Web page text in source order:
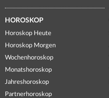
HOROSKOP
Horoskop Heute
Horoskop Morgen
Wochenhoroskop
Monatshoroskop
Jahreshoroskop
Partnerhoroskop